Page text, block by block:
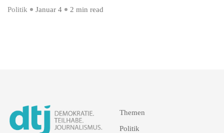
Politik
Januar 4 2 min read
Themen
Politik